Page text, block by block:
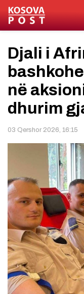
Djali i
në
dhurim
03 Qershor 2026, 16:15